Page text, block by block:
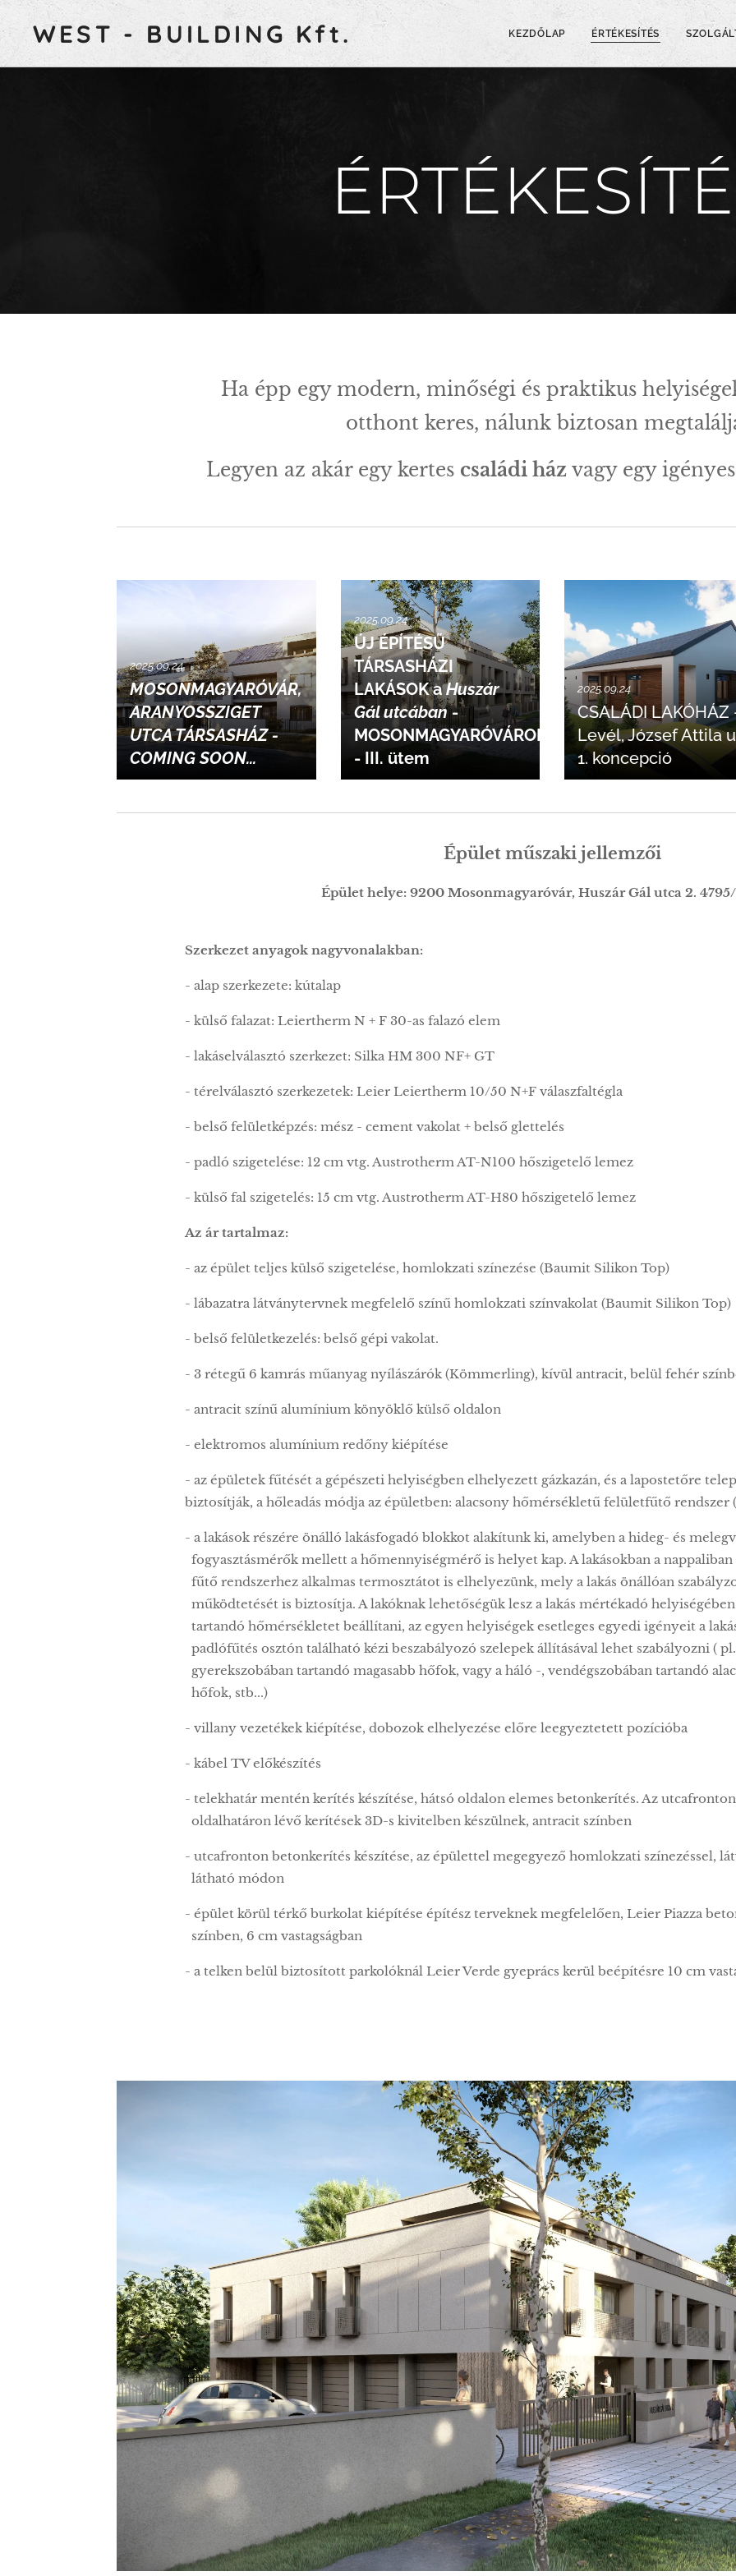
WEST - BUILDING Kft. KEZDŐLAP ÉRTÉKESÍTÉS
Ha épp egy modern, minőségi és praktikus
otthont keres, nálunk biztosan
Legyen az akár egy kertes családi ház vagy egy
2025.09.24
MOSONMAGYARÓVÁR,
ARANYOSSZIGET
UTCA TÁRSASHÁZ -
COMING SOON...
2025.09.24
ÚJ ÉPÍTÉSŰ
TÁRSASHÁZI
LAKÁSOK aHuszár
Gál utcában-
MOSONMAGYARÓVÁRON
- III. ütem
2025.09.24
CSALÁDI LAKÓHÁZ
Levél, József Attila
1. koncepció
Épület műszaki jellemzői
Épület helye: 9200 Mosonmagyaróvár, Huszár Gál utca 2.
Szerkezet anyagok nagyvonalakban:
- alap szerkezete: kútalap
- külső falazat: Leiertherm N + F 30-as falazó elem
- lakáselválasztó szerkezet: Silka HM 300 NF+ GT
- térelválasztó szerkezetek: Leier Leiertherm 10/50 N+F válaszfaltégla
- belső felületképzés: mész - cement vakolat + belső glettelés
- padló szigetelése: 12 cm vtg. Austrotherm AT-N100 hőszigetelő lemez
- külső fal szigetelés: 15 cm vtg. Austrotherm AT-H80 hőszigetelő lemez
Az ár tartalmaz:
- az épület teljes külső szigetelése, homlokzati színezése (Baumit Silikon Top)
- lábazatra látványtervnek megfelelő színű homlokzati színvakolat (Baumit Silikon Top)
- belső felületkezelés: belső gépi vakolat.
- 3 rétegű 6 kamrás műanyag nyílászárók (Kömmerling), kívül antracit, belül fehér
- antracit színű alumínium könyöklő külső oldalon
- elektromos alumínium redőny kiépítése
- az épületek fűtését a gépészeti helyiségben elhelyezett gázkazán, és a lapostetőre
biztosítják, a hőleadás módja az épületben: alacsony hőmérsékletű felületfűtő rendszer
- a lakások részére önálló lakásfogadó blokkot alakítunk ki, amelyben a hideg- és
fogyasztásmérők mellett a hőmennyiségmérő is helyet kap. A lakásokban a
fűtő rendszerhez alkalmas termosztátot is elhelyezünk, mely a lakás önállóan
működtetését is biztosítja. A lakóknak lehetőségük lesz a lakás mértékadó helyiségében
tartandó hőmérsékletet beállítani, az egyen helyiségek esetleges egyedi igényeit a
padlófűtés osztón található kézi beszabályozó szelepek állításával lehet szabályozni (
gyerekszobában tartandó magasabb hőfok, vagy a háló -, vendégszobában tartandó
hőfok, stb...)
- villany vezetékek kiépítése, dobozok elhelyezése előre leegyeztetett pozícióba
- kábel TV előkészítés
- telekhatár mentén kerítés készítése, hátsó oldalon elemes betonkerítés. Az
oldalhatáron lévő kerítések 3D-s kivitelben készülnek, antracit színben
- utcafronton betonkerítés készítése, az épülettel megegyező homlokzati színezéssel,
látható módon
- épület körül térkő burkolat kiépítése építész terveknek megfelelően, Leier Piazza
színben, 6 cm vastagságban
- a telken belül biztosított parkolóknál Leier Verde gyeprács kerül beépítésre 10 cm